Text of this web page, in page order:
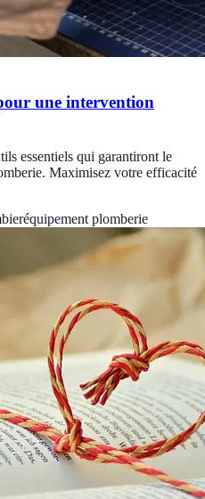
une intervention
essentiels qui garantiront le
Maximisez votre efficacité
équipement plomberie